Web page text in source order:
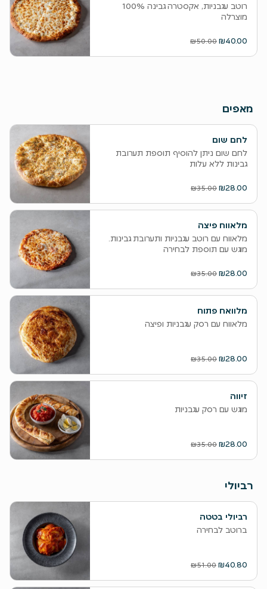
רוטב עגבניות, אקסטרה גבינה 100%
מוצרלה
₪40.00
₪50.00
מאפים
לחם שום
לחם שום ניתן להוסיף תוספת תערובת
גבינות ללא עלות
₪28.00
₪35.00
מלאווח פיצה
מלאווח עם רוטב עגבניות ותערובת גבינות.
מוגש עם תוספת לבחירה
₪28.00
₪35.00
מלוואח פתוח
מלאווח עם רסק עגבניות ופיצה
₪28.00
₪35.00
זיווה
מוגש עם רסק עגבניות
₪28.00
₪35.00
רביולי
רביולי בטטה
ברוטב לבחירה
₪40.80
₪51.00